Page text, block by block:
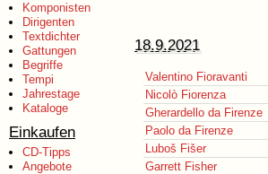
Komponisten
Dirigenten
Textdichter
Gattungen
Begriffe
Tempi
Jahrestage
Kataloge
Einkaufen
CD-Tipps
Angebote
18.9.2021
Valentino Fioravanti
Nicolò Fiorenza
Gherardello da Firenze
Paolo da Firenze
Luboš Fišer
Garrett Fisher